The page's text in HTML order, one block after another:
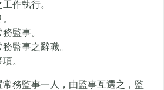
作執行。
監事。
監事之辭職。
。
務監事一人，由監事互選之，監